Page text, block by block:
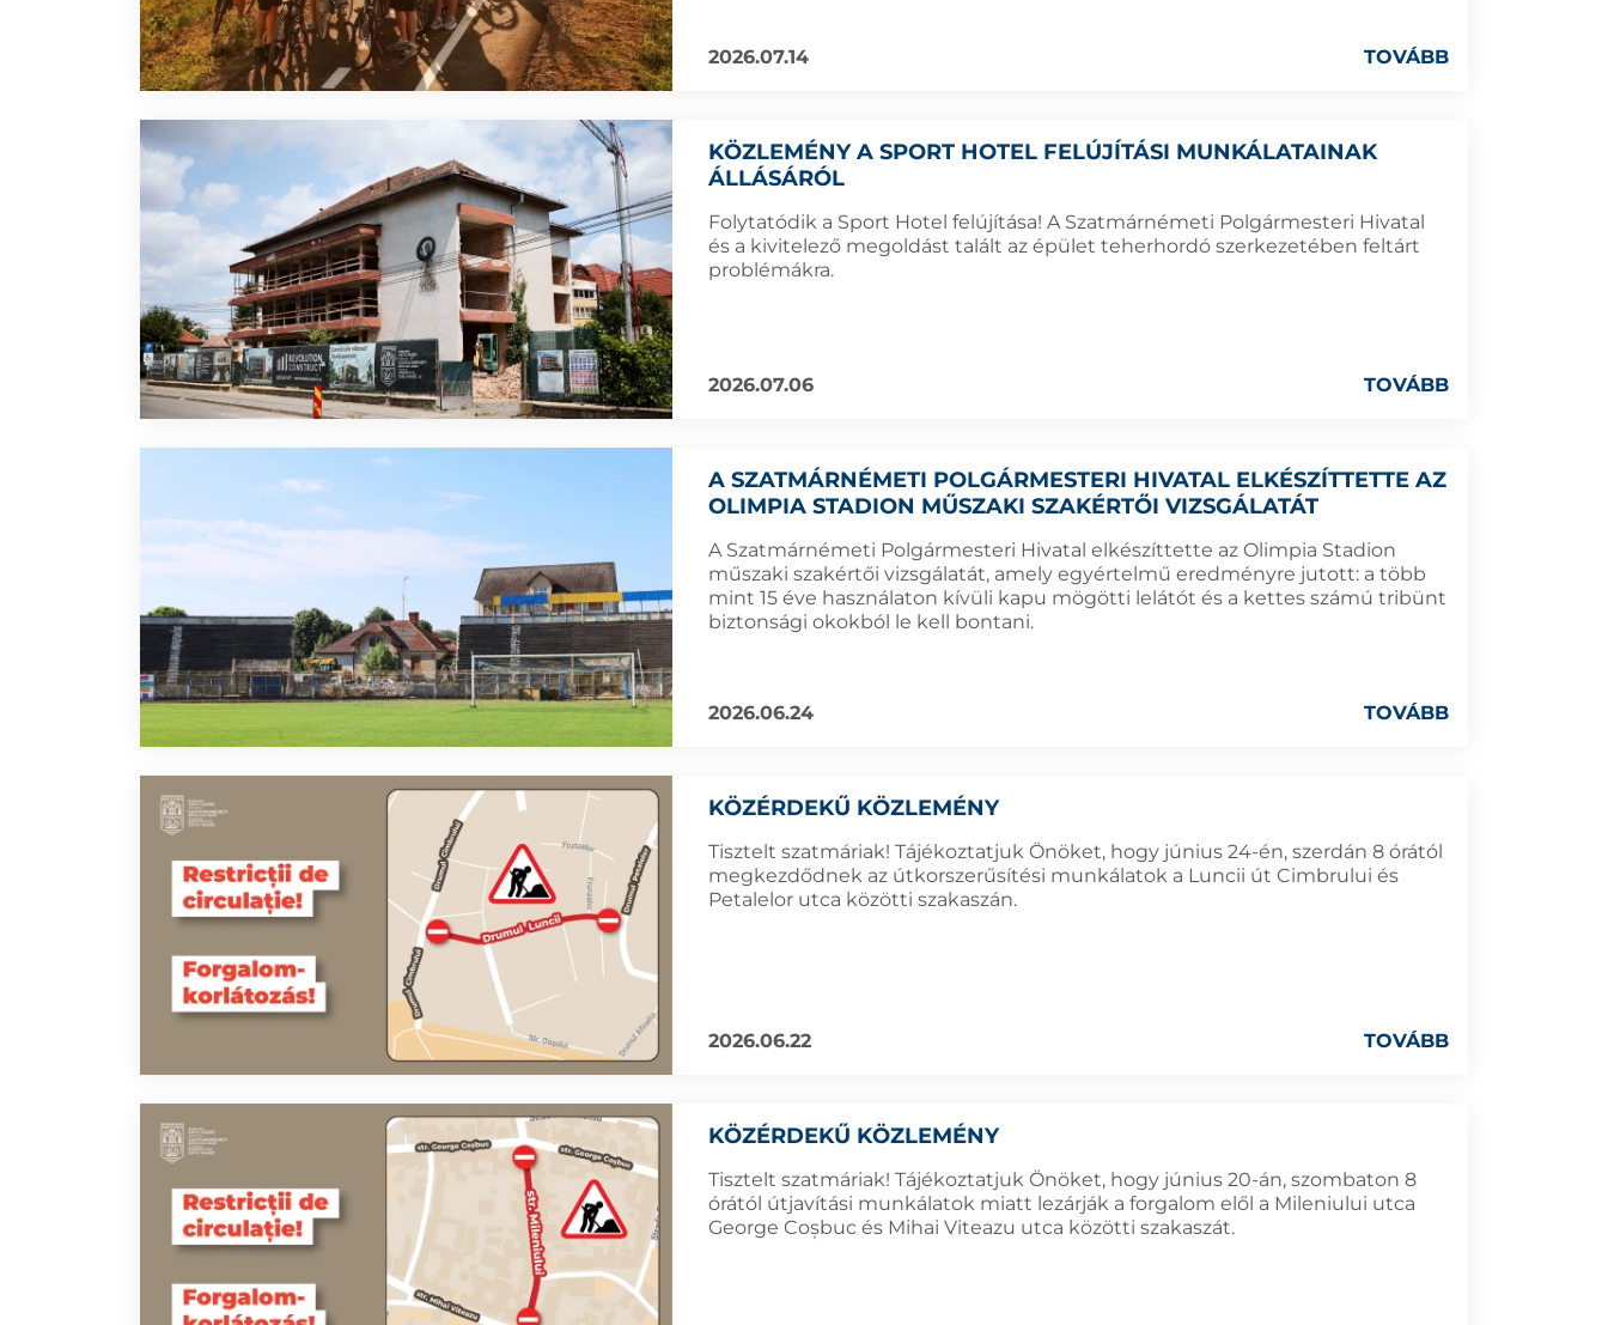
2026.07.14 TOVÁBB
KÖZLEMÉNY A SPORT HOTEL FELÚJÍTÁSI MUNKÁLATAINAK
ÁLLÁSÁRÓL
Folytatódik a Sport Hotel felújítása! A Szatmárnémeti Polgármesteri Hivatal
és a kivitelező megoldást talált az épület teherhordó szerkezetében feltárt
problémákra.
2026.07.06 TOVÁBB
A SZATMÁRNÉMETI POLGÁRMESTERI HIVATAL ELKÉSZÍTTETTE AZ
OLIMPIA STADION MŰSZAKI SZAKÉRTŐI VIZSGÁLATÁT
A Szatmárnémeti Polgármesteri Hivatal elkészíttette az Olimpia Stadion
műszaki szakértői vizsgálatát, amely egyértelmű eredményre jutott: a több
mint 15 éve használaton kívüli kapu mögötti lelátót és a kettes számú tribünt
biztonsági okokból le kell bontani.
2026.06.24 TOVÁBB
KÖZÉRDEKŰ KÖZLEMÉNY
Tisztelt szatmáriak! Tájékoztatjuk Önöket, hogy június 24-én, szerdán 8 órától
megkezdődnek az útkorszerűsítési munkálatok a Luncii út Cimbrului és
Petalelor utca közötti szakaszán.
2026.06.22 TOVÁBB
KÖZÉRDEKŰ KÖZLEMÉNY
Tisztelt szatmáriak! Tájékoztatjuk Önöket, hogy június 20-án, szombaton 8
órától útjavítási munkálatok miatt lezárják a forgalom elől a Mileniului utca
George Coșbuc és Mihai Viteazu utca közötti szakaszát.